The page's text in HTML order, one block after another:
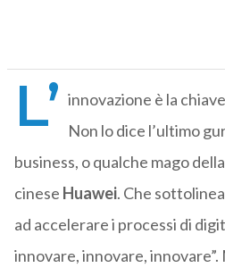
L’ innovazione è la
Non lo dice l’ultimo
business, o qualche mago della
cinese Huawei. Che
ad accelerare i processi di
innovare, innovare,